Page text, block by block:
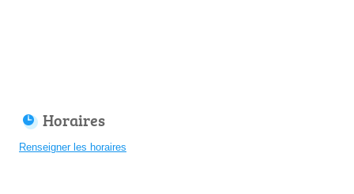
Horaires
Renseigner les horaires